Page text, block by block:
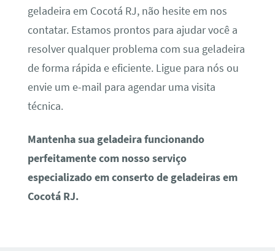
geladeira em Cocotá RJ, não hesite em nos
contatar. Estamos prontos para ajudar você a
resolver qualquer problema com sua geladeira
de forma rápida e eficiente. Ligue para nós ou
envie um e-mail para agendar uma visita
técnica.
Mantenha sua geladeira funcionando
perfeitamente com nosso serviço
especializado em conserto de geladeiras em
Cocotá RJ.